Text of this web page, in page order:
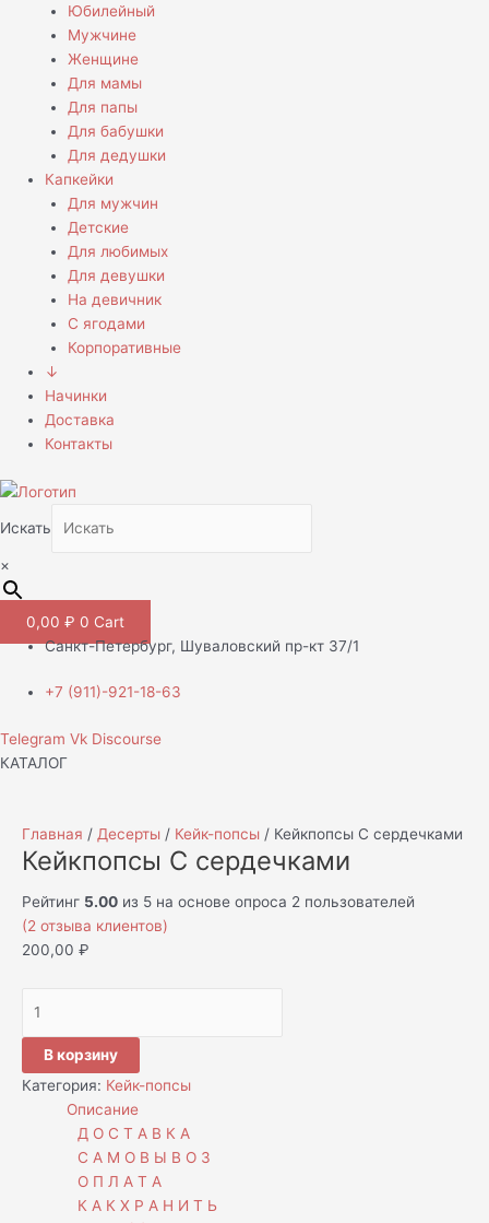
Юбилейный
Мужчине
Женщине
Для мамы
Для папы
Для бабушки
Для дедушки
Капкейки
Для мужчин
Детские
Для любимых
Для девушки
На девичник
С ягодами
Корпоративные
↓
Начинки
Доставка
Контакты
Искать
×
0,00 ₽ 0 Cart
Санкт-Петербург, Шуваловский пр-кт 37/1
+7 (911)-921-18-63
Telegram Vk Discourse
КАТАЛОГ
Главная / Десерты / Кейк-попсы / Кейкпопсы С сердечками
Кейкпопсы С сердечками
Рейтинг 5.00 из 5 на основе опроса 2 пользователей
(2 отзыва клиентов)
200,00 ₽
В корзину
Категория: Кейк-попсы
Описание
Д О С Т А В К А
С А М О В Ы В О З
О П Л А Т А
К А К Х Р А Н И Т Ь